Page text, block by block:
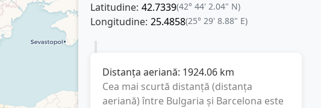
Latitudine: 42.7339(42° 44' 2.04" N)
Longitudine: 25.4858(25° 29' 8.88" E)
Distanța aeriană: 1924.06 km
Cea mai scurtă distanță (distanța
aeriană) între Bulgaria și Barcelona este